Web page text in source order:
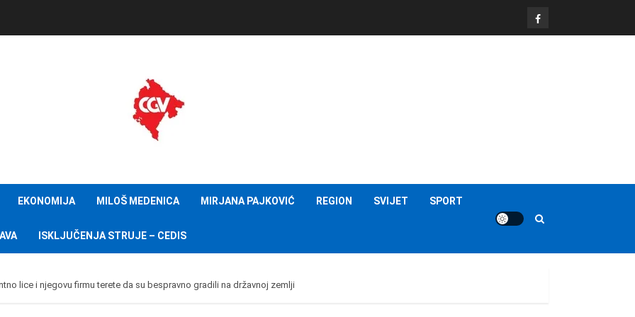
FB
EKONOMIJA MILOŠ MEDENICA MIRJANA PAJKOVIĆ REGION SVIJET SPORT
ISKLJUČENJA STRUJE – CEDIS
lice i njegovu firmu terete da su bespravno gradili na državnoj zemlji